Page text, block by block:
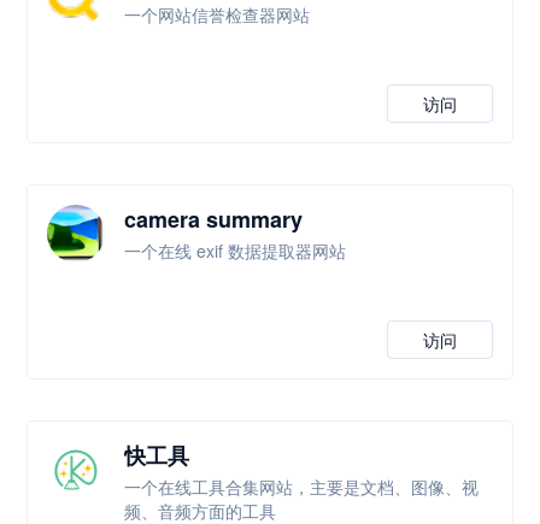
一个网站信誉检查器网站
访问
camera summary
一个在线 exif 数据提取器网站
访问
快工具
一个在线工具合集网站，主要是文档、图像、视
频、音频方面的工具